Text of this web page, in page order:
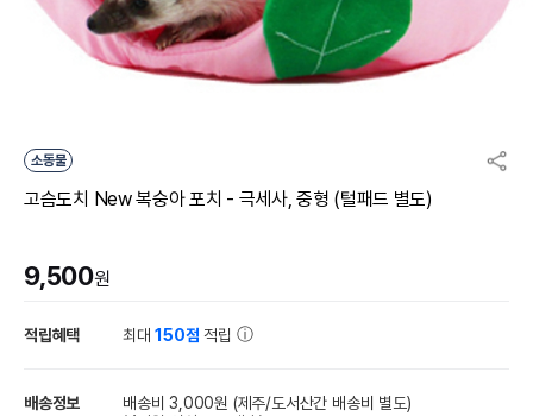
소동물
고슴도치 New 복숭아 포치 - 극세사, 중형 (털패드 별도)
9,500원
적립혜택 최대150점 적립
배송정보 배송비 3,000원 (제주/도서산간 배송비 별도)